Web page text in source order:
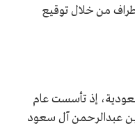
من خلال توقيع
إذ تأسست عام
بن عبدالرحمن آل سعود